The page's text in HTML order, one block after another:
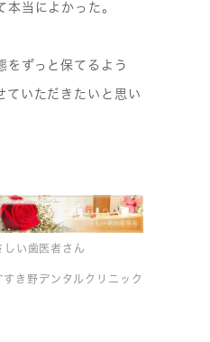
本当によかった。
をずっと保てるよう
ていただきたいと思い
しい歯医者さん
すき野デンタルクリニック